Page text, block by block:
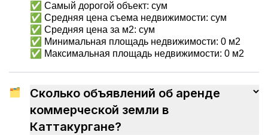
✅ Самый дорогой объект: сум
✅ Средняя цена съема недвижимости: сум
✅ Средняя цена за м2: сум
✅ Минимальная площадь недвижимости: 0 м2
✅ Максимальная площадь недвижимости: 0 м2
🗂
Сколько объявлений об аренде
коммерческой земли в
Каттакургане?